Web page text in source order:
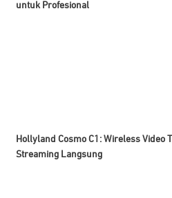
untuk Profesional
Hollyland Cosmo C1: Wireless
Streaming Langsung